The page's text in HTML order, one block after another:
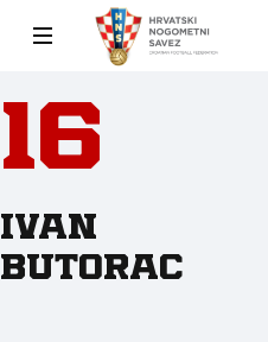
16
Ivan
Butorac